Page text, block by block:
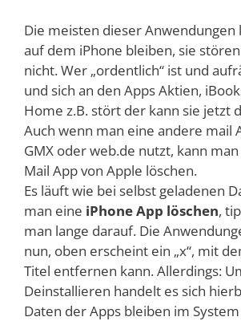
Die meisten dieser Anwendungen
auf dem iPhone bleiben, sie
nicht. Wer „ordentlich“ ist und
und sich an den Apps Aktien,
Home z.B. stört der kann sie jetzt
Auch wenn man eine andere mail
GMX oder web.de nutzt, kann
Mail App von Apple löschen.
Es läuft wie bei selbst geladenen
man eine iPhone App löschen,
man lange darauf. Die
nun, oben erscheint ein „x“, mit
Titel entfernen kann. Allerdings:
Deinstallieren handelt es sich
Daten der Apps bleiben im